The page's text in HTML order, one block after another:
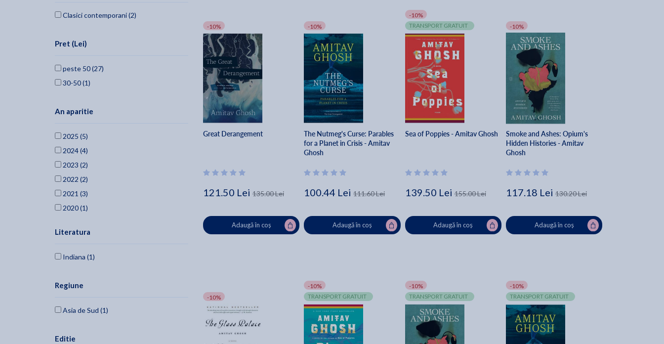
Clasici contemporani (2)
Pret (Lei)
peste 50 (27)
30-50 (1)
An aparitie
2025 (5)
2024 (4)
2023 (2)
2022 (2)
2021 (3)
2020 (1)
2016 (1)
2002 (1)
1994 (1)
Literatura
Indiana (1)
Regiune
Asia de Sud (1)
Editie
-10%
Great Derangement
121.50 Lei 135.00 Lei
Adaugă în coș
-10%
The Nutmeg's Curse: Parables
for a Planet in Crisis - Amitav
Ghosh
100.44 Lei 111.60 Lei
Adaugă în coș
-10%
TRANSPORT GRATUIT
Sea of Poppies - Amitav Ghosh
139.50 Lei 155.00 Lei
Adaugă în coș
-10%
Smoke and Ashes: Opium's
Hidden Histories - Amitav
Ghosh
117.18 Lei 130.20 Lei
Adaugă în coș
-10%
-10%
TRANSPORT GRATUIT
-10%
TRANSPORT GRATUIT
-10%
TRANSPORT GRATUIT